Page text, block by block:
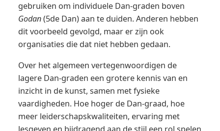
gebruiken om individuele Dan-graden boven
Godan(5de Dan) aan te duiden. Anderen hebben
dit voorbeeld gevolgd, maar er zijn ook
organisaties die dat niet hebben gedaan.
Over het algemeen vertegenwoordigen de
lagere Dan-graden een grotere kennis van en
inzicht in de kunst, samen met fysieke
vaardigheden. Hoe hoger de Dan-graad, hoe
meer leiderschapskwaliteiten, ervaring met